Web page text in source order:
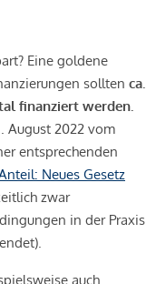
Eine goldene
sollten ca.
finanziert werden.
August 2022 vom
entsprechenden
Neues Gesetz
zwar
in der Praxis
auch